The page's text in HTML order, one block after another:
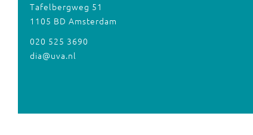
Tafelbergweg 51
1105 BD Amsterdam
020 525 3690
dia@uva.nl